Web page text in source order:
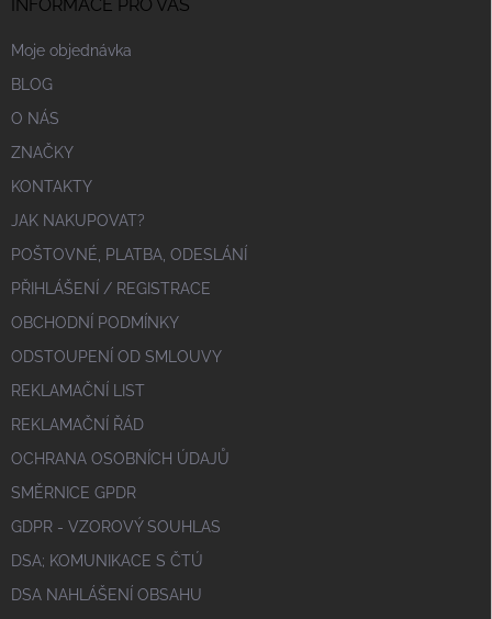
INFORMACE PRO VÁS
Moje objednávka
BLOG
O NÁS
ZNAČKY
KONTAKTY
JAK NAKUPOVAT?
POŠTOVNÉ, PLATBA, ODESLÁNÍ
PŘIHLÁŠENÍ / REGISTRACE
OBCHODNÍ PODMÍNKY
ODSTOUPENÍ OD SMLOUVY
REKLAMAČNÍ LIST
REKLAMAČNÍ ŘÁD
OCHRANA OSOBNÍCH ÚDAJŮ
SMĚRNICE GPDR
GDPR - VZOROVÝ SOUHLAS
DSA; KOMUNIKACE S ČTÚ
DSA NAHLÁŠENÍ OBSAHU